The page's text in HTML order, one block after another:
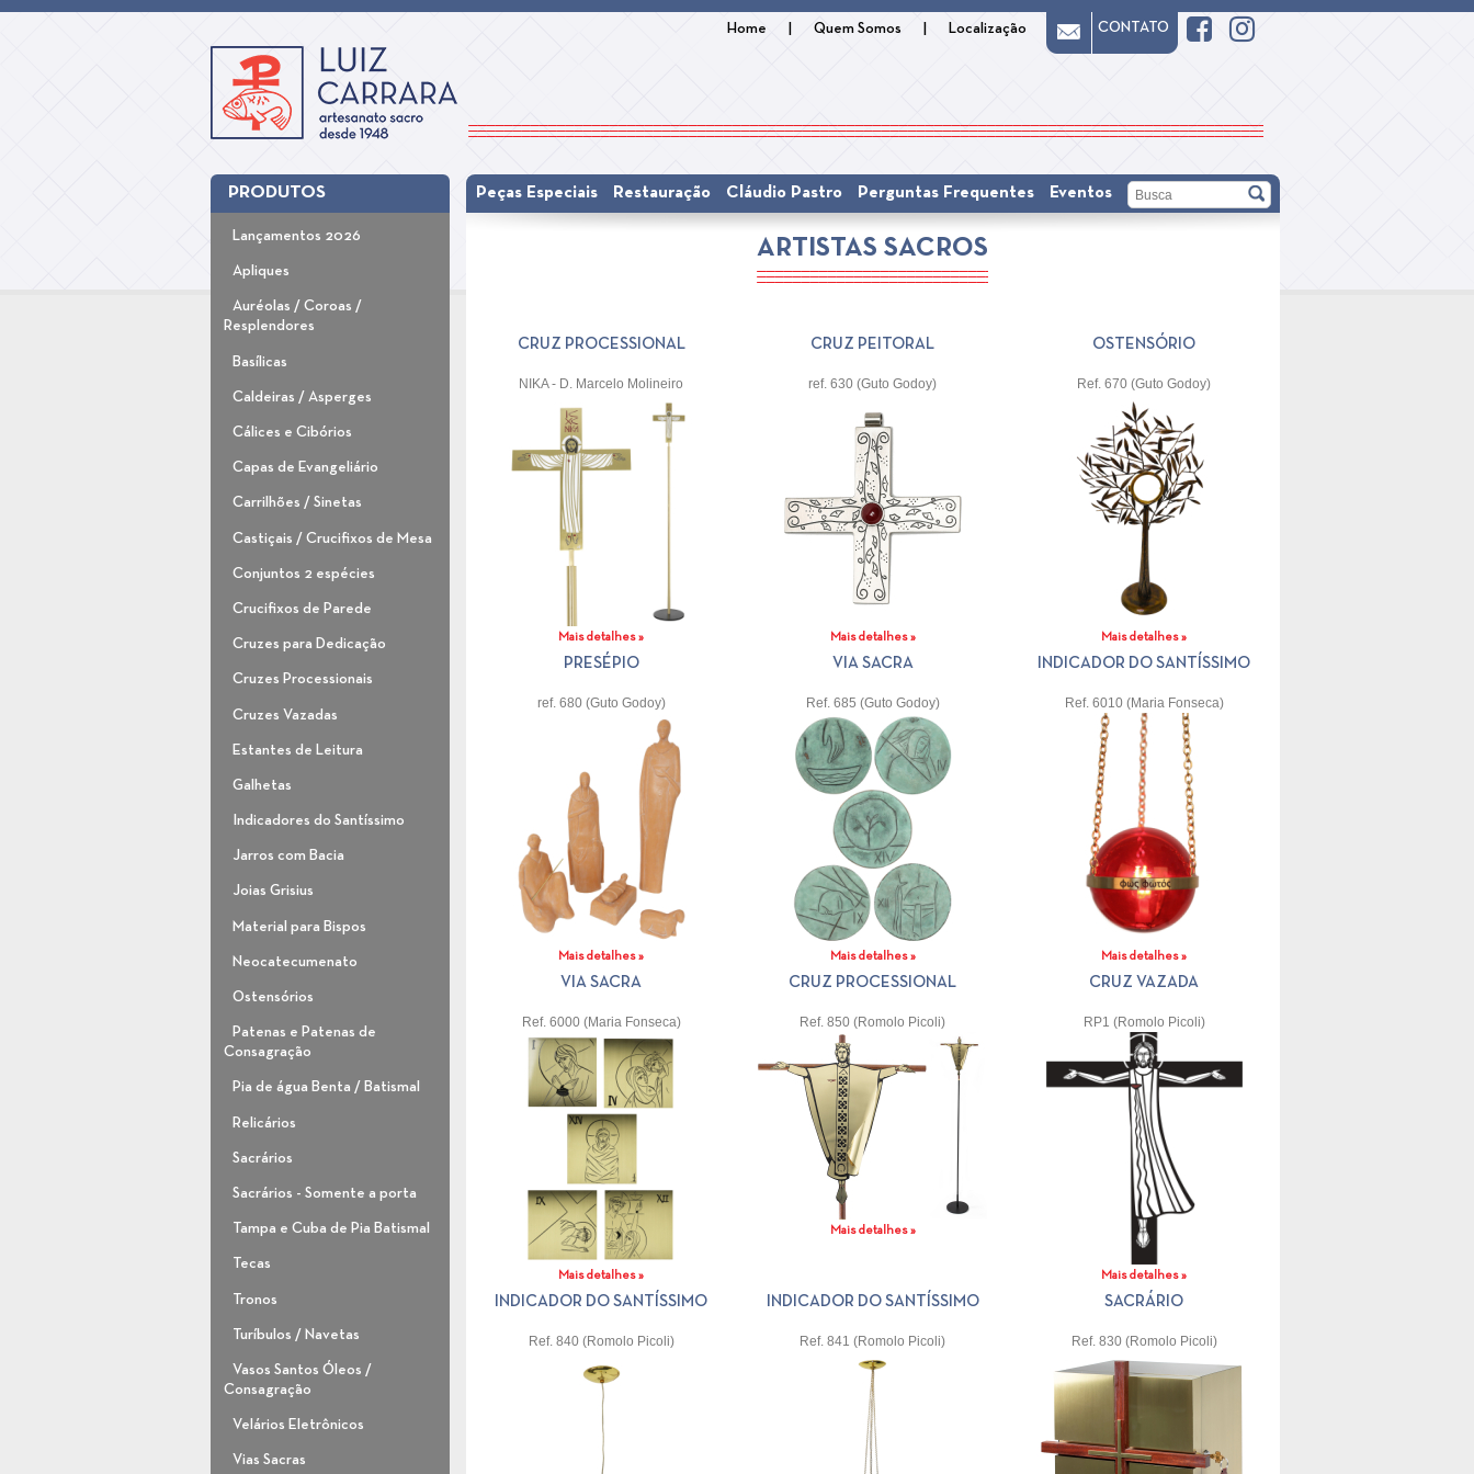
Home Quem Somos Localização CONTATO
PRODUTOS
Lançamentos 2026
Apliques
Auréolas / Coroas /
Resplendores
Basílicas
Caldeiras / Asperges
Cálices e Cibórios
Capas de Evangeliário
Carrilhões / Sinetas
Castiçais / Crucifixos de Mesa
Conjuntos 2 espécies
Crucifixos de Parede
Cruzes para Dedicação
Cruzes Processionais
Cruzes Vazadas
Estantes de Leitura
Galhetas
Indicadores do Santíssimo
Jarros com Bacia
Joias Grisius
Material para Bispos
Neocatecumenato
Ostensórios
Patenas e Patenas de
Consagração
Pia de água Benta / Batismal
Relicários
Sacrários
Sacrários - Somente a porta
Tampa e Cuba de Pia Batismal
Tecas
Tronos
Turíbulos / Navetas
Vasos Santos Óleos /
Consagração
Velários Eletrônicos
Vias Sacras
Peças Especiais Restauração Cláudio Pastro Perguntas Frequentes Eventos
ARTISTAS SACROS
CRUZ PROCESSIONAL
NIKA - D. Marcelo Molineiro
Mais detalhes »
CRUZ PEITORAL
ref. 630 (Guto Godoy)
Mais detalhes »
OSTENSÓRIO
Ref. 670 (Guto Godoy)
Mais detalhes »
PRESÉPIO
ref. 680 (Guto Godoy)
Mais detalhes »
VIA SACRA
Ref. 685 (Guto Godoy)
Mais detalhes »
INDICADOR DO SANTÍSSIMO
Ref. 6010 (Maria Fonseca)
Mais detalhes »
VIA SACRA
Ref. 6000 (Maria Fonseca)
Mais detalhes »
CRUZ PROCESSIONAL
Ref. 850 (Romolo Picoli)
Mais detalhes »
CRUZ VAZADA
RP1 (Romolo Picoli)
Mais detalhes »
INDICADOR DO SANTÍSSIMO
Ref. 840 (Romolo Picoli)
INDICADOR DO SANTÍSSIMO
Ref. 841 (Romolo Picoli)
SACRÁRIO
Ref. 830 (Romolo Picoli)